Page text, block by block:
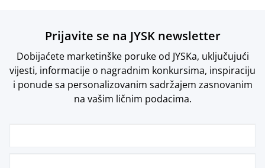
Prijavite se na JYSK newsletter
Dobijaćete marketinške poruke od JYSKa, uključujući
vijesti, informacije o nagradnim konkursima, inspiraciju
i ponude sa personalizovanim sadržajem zasnovanim
na vašim ličnim podacima.